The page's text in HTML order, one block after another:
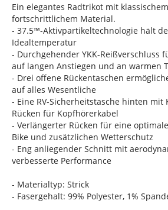
Ein elegantes Radtrikot mit
fortschrittlichem Material.
- 37.5™-Aktivpartikeltechnologie hält
Idealtemperatur
- Durchgehender YKK-Reißverschluss
auf langen Anstiegen und an warmen
- Drei offene Rückentaschen
auf alles Wesentliche
- Eine RV-Sicherheitstasche hinten
Rücken für Kopfhörerkabel
- Verlängerter Rücken für eine
Bike und zusätzlichen Wetterschutz
- Eng anliegender Schnitt mit
verbesserte Performance
- Materialtyp: Strick
- Fasergehalt: 99% Polyester, 1%